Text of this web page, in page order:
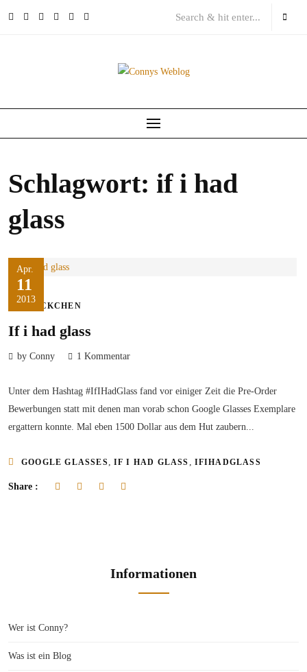
Schlagwort: if i had
glass
Apr.
11
2013
STÖCKCHEN
If i had glass
by Conny 1 Kommentar
Unter dem Hashtag #IfIHadGlass fand vor einiger Zeit die Pre-Order
Bewerbungen statt mit denen man vorab schon Google Glasses Exemplare
ergattern konnte. Mal eben 1500 Dollar aus dem Hut zaubern...
GOOGLE GLASSES IF I HAD GLASS IFIHADGLASS
Share :
Informationen
Wer ist Conny?
Was ist ein Blog